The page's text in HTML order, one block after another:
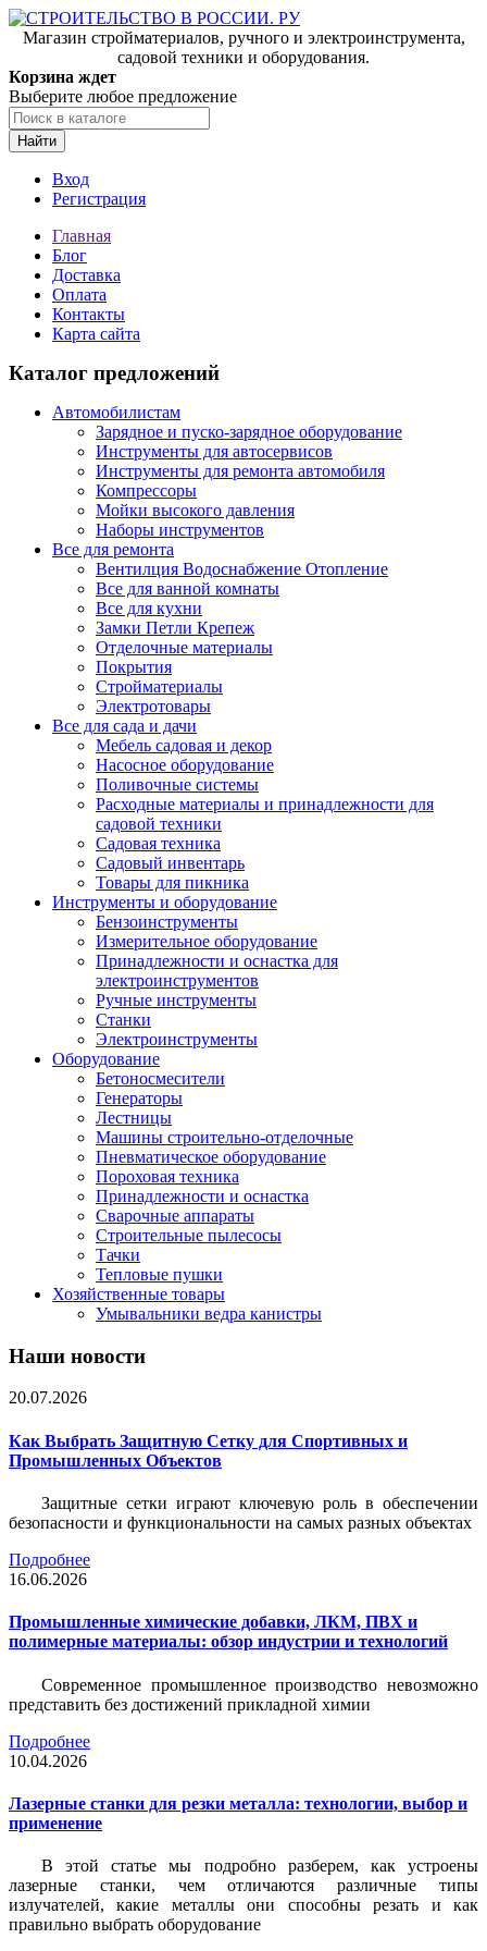
Магазин стройматериалов, ручного и электроинструмента,
садовой техники и оборудования.
Корзина ждет
Выберите любое предложение
Найти
Вход
Регистрация
Главная
Блог
Доставка
Оплата
Контакты
Карта сайта
Каталог предложений
Автомобилистам
Зарядное и пуско-зарядное оборудование
Инструменты для автосервисов
Инструменты для ремонта автомобиля
Компрессоры
Мойки высокого давления
Наборы инструментов
Все для ремонта
Вентилция Водоснабжение Отопление
Все для ванной комнаты
Все для кухни
Замки Петли Крепеж
Отделочные материалы
Покрытия
Стройматериалы
Электротовары
Все для сада и дачи
Мебель садовая и декор
Насосное оборудование
Поливочные системы
Расходные материалы и принадлежности для
садовой техники
Садовая техника
Садовый инвентарь
Товары для пикника
Инструменты и оборудование
Бензоинструменты
Измерительное оборудование
Принадлежности и оснастка для
электроинструментов
Ручные инструменты
Станки
Электроинструменты
Оборудование
Бетоносмесители
Генераторы
Лестницы
Машины строительно-отделочные
Пневматическое оборудование
Пороховая техника
Принадлежности и оснастка
Сварочные аппараты
Строительные пылесосы
Тачки
Тепловые пушки
Хозяйственные товары
Умывальники ведра канистры
Наши новости
20.07.2026
Как Выбрать Защитную Сетку для Спортивных и
Промышленных Объектов
Защитные сетки играют ключевую роль в обеспечении
безопасности и функциональности на самых разных объектах
Подробнее
16.06.2026
Промышленные химические добавки, ЛКМ, ПВХ и
полимерные материалы: обзор индустрии и технологий
Современное промышленное производство невозможно
представить без достижений прикладной химии
Подробнее
10.04.2026
Лазерные станки для резки металла: технологии, выбор и
применение
В этой статье мы подробно разберем, как устроены
лазерные станки, чем отличаются различные типы
излучателей, какие металлы они способны резать и как
правильно выбрать оборудование